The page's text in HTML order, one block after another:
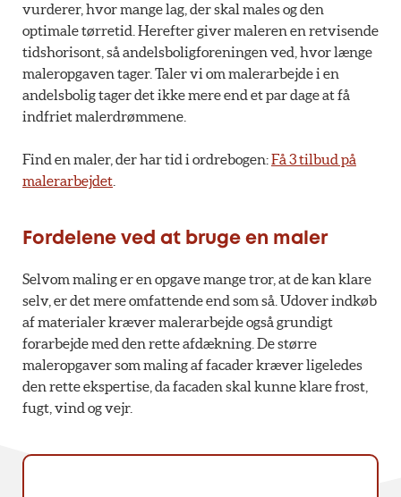
vurderer, hvor mange lag, der skal males og den
optimale tørretid. Herefter giver maleren en retvisende
tidshorisont, så andelsboligforeningen ved, hvor længe
maleropgaven tager. Taler vi om malerarbejde i en
andelsbolig tager det ikke mere end et par dage at få
indfriet malerdrømmene.
Find en maler, der har tid i ordrebogen:Få 3 tilbud på
malerarbejdet
Fordelene ved at bruge en maler
Selvom maling er en opgave mange tror, at de kan klare
selv, er det mere omfattende end som så. Udover indkøb
af materialer kræver malerarbejde også grundigt
forarbejde med den rette afdækning. De større
maleropgaver som maling af facader kræver ligeledes
den rette ekspertise, da facaden skal kunne klare frost,
fugt, vind og vejr.